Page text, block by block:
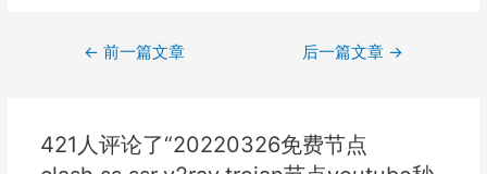
← 前一篇文章 后一篇文章 →
421人评论了“20220326免费节点